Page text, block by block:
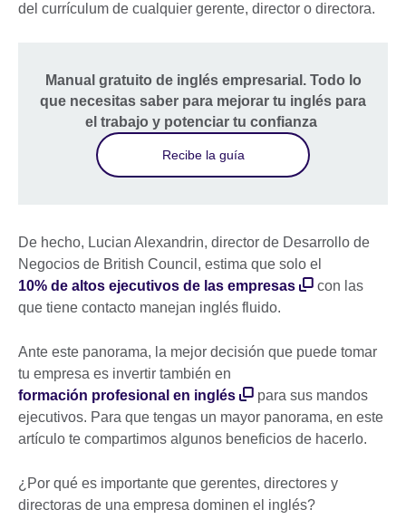
del currículum de cualquier gerente, director o directora.
Manual gratuito de inglés empresarial. Todo lo
que necesitas saber para mejorar tu inglés para
el trabajo y potenciar tu confianza
Recibe la guía
De hecho, Lucian Alexandrin, director de Desarrollo de
Negocios de British Council, estima que solo el
10% de altos ejecutivos de las empresas
con las
que tiene contacto manejan inglés fluido.
Ante este panorama, la mejor decisión que puede tomar
tu empresa es invertir también en
formación profesional en inglés
para sus mandos
ejecutivos. Para que tengas un mayor panorama, en este
artículo te compartimos algunos beneficios de hacerlo.
¿Por qué es importante que gerentes, directores y
directoras de una empresa dominen el inglés?